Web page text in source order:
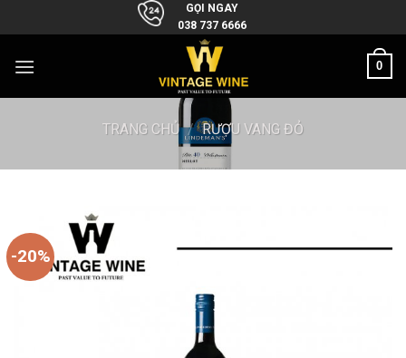
to
GỌI NGAY
038 737 6666
0
TRANG CHỦ / RƯỢU VANG ĐỎ
-20%